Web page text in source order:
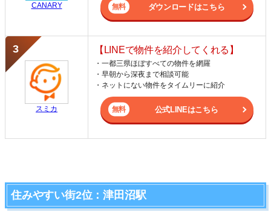
CANARY ダウンロードはこちら
スミカ
【LINEで物件を紹介してくれる】
・一都三県ほぼすべての物件を網羅
・早朝から深夜まで相談可能
・ネットにない物件をタイムリーに紹介
公式LINEはこちら
住みやすい街2位：津田沼駅